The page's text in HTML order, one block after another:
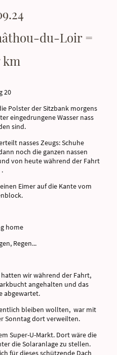
du-Loir =
km
20
Polster der Sitzbank morgens
eingedrungene Wasser nass
sind.
nasses Zeugs: Schuhe
noch die ganzen nassen
von heute während der Fahrt
.
Eimer auf die Kante vom
home
Regen...
wir während der Fahrt,
angehalten und das
abgewartet.
bleiben wollten, war mit
Sonntag dort verweilten.
Super-U-Markt. Dort wäre die
die Solaranlage zu stellen.
für dieses schützende Dach